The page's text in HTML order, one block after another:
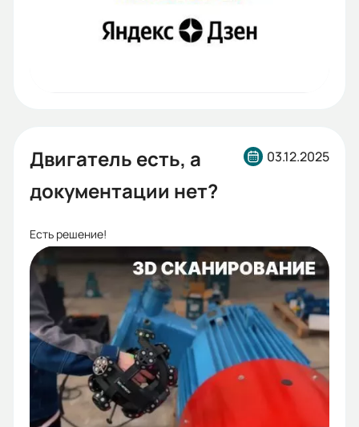
Двигатель есть, а
документации нет?
03.12.2025
Есть решение!